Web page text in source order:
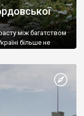
між багатством
більше не